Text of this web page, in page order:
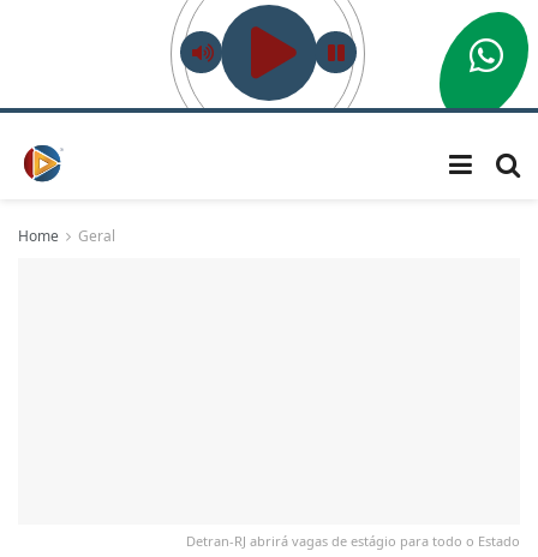
Home Geral
Detran-RJ abrirá vagas de estágio para todo o Estado